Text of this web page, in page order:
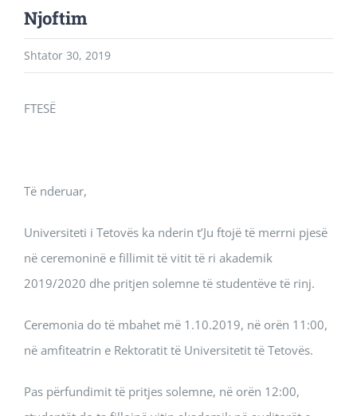
Njoftim
Shtator 30, 2019
FTESË
Të nderuar,
Universiteti i Tetovës ka nderin t’Ju ftojë të merrni pjesë
në ceremoninë e fillimit të vitit të ri akademik
2019/2020 dhe pritjen solemne të studentëve të rinj.
Ceremonia do të mbahet më 1.10.2019, në orën 11:00,
në amfiteatrin e Rektoratit të Universitetit të Tetovës.
Pas përfundimit të pritjes solemne, në orën 12:00,